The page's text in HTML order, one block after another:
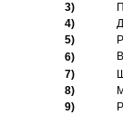
3)
4)
5)
6)
7)
8)
9)